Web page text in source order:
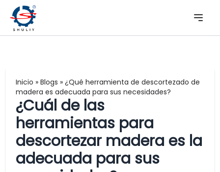
Inicio » Blogs » ¿Qué herramienta de descortezado de
madera es adecuada para sus necesidades?
¿Cuál de las
herramientas para
descortezar madera es la
adecuada para sus